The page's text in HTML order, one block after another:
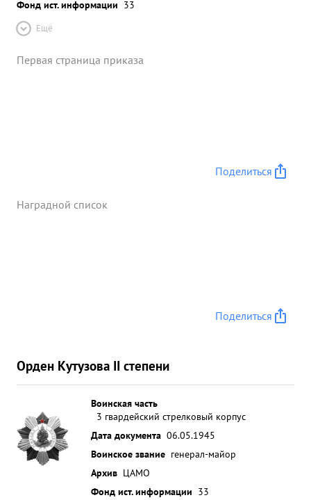
Фонд ист. информации 33
Ещё
Первая страница приказа
Поделиться
Наградной список
Поделиться
Орден Кутузова II степени
Воинская часть
3 гвардейский стрелковый корпус
Дата документа 06.05.1945
Воинское звание генерал-майор
Архив ЦАМО
Фонд ист. информации 33